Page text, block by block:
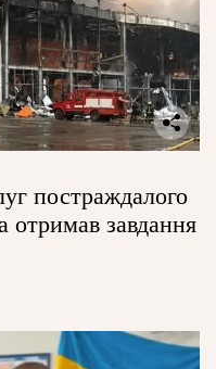
постраждалого
отримав завдання